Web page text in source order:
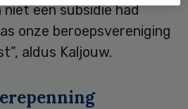
niet een subsidie had
onze beroepsvereniging
aldus Kaljouw.